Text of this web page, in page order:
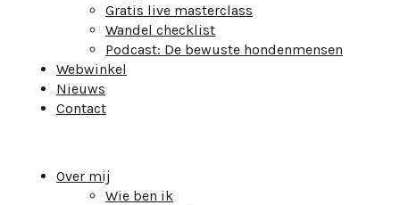
Gratis live masterclass
Wandel checklist
Podcast: De bewuste hondenmensen
Webwinkel
Nieuws
Contact
Over mij
Wie ben ik